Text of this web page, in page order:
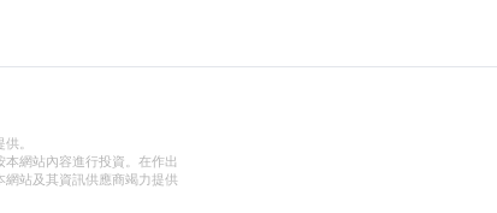
。
網站內容進行投資。在作出
網站及其資訊供應商竭力提供